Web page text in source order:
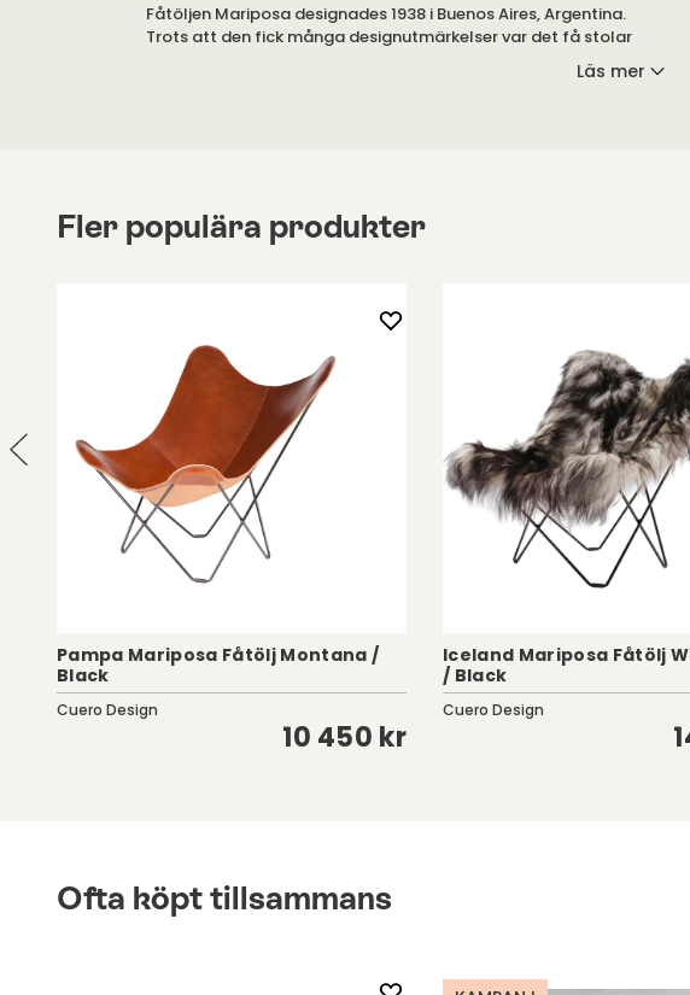
Fåtöljen Mariposa designades 1938 i Buenos Aires, Argentina.
Trots att den fick många designutmärkelser var det få stolar
som faktiskt tillverkades. Den är i dag representerad på Museum
of Modern Art i New York. Nu tillverkas den i Sverige och finns att
Läs mer
Fler populära produkter
Pampa Mariposa Fåtölj Montana /
Black
Cuero Design
10 450 kr
Iceland Mariposa Fåtölj
/ Black
Cuero Design
Ofta köpt tillsammans